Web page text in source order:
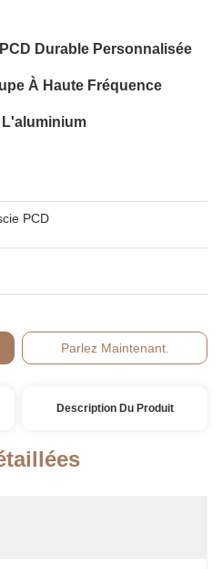
Durable Personnalisée
À Haute Fréquence
PCD
Parlez Maintenant.
Description Du Produit